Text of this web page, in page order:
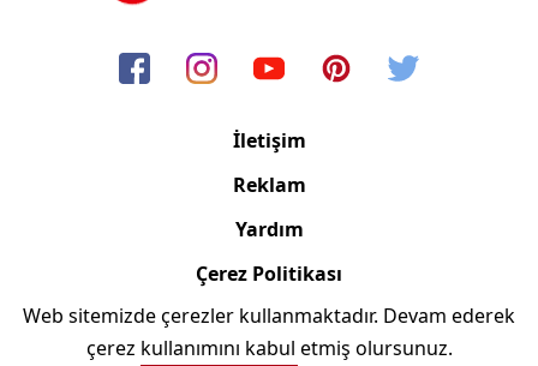
İletişim
Reklam
Yardım
Çerez Politikası
Copyright © 2006/2024 Canlimobeseizle.com
Web sitemizde çerezler kullanmaktadır. Devam ederek
çerez kullanımını kabul etmiş olursunuz.